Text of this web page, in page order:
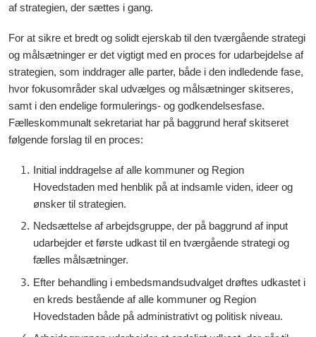
af strategien, der sættes i gang.
For at sikre et bredt og solidt ejerskab til den tværgående strategi
og målsætninger er det vigtigt med en proces for udarbejdelse af
strategien, som inddrager alle parter, både i den indledende fase,
hvor fokusområder skal udvælges og målsætninger skitseres,
samt i den endelige formulerings- og godkendelsesfase.
Fælleskommunalt sekretariat har på baggrund heraf skitseret
følgende forslag til en proces:
Initial inddragelse af alle kommuner og Region
Hovedstaden med henblik på at indsamle viden, ideer og
ønsker til strategien.
Nedsættelse af arbejdsgruppe, der på baggrund af input
udarbejder et første udkast til en tværgående strategi og
fælles målsætninger.
Efter behandling i embedsmandsudvalget drøftes udkastet i
en kreds bestående af alle kommuner og Region
Hovedstaden både på administrativt og politisk niveau.